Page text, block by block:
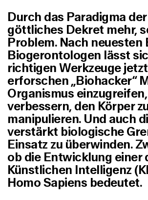
Durch das Paradigma
göttliches Dekret mehr,
Problem. Nach
Biogerontologen lässt
richtigen Werkzeuge
erforschen „Biohacker“
Organismus
verbessern, den Körper
manipulieren. Und auch
verstärkt biologische
Einsatz zu überwinden.
ob die Entwicklung einer
Künstlichen Intelligenz
Homo Sapiens bedeutet.